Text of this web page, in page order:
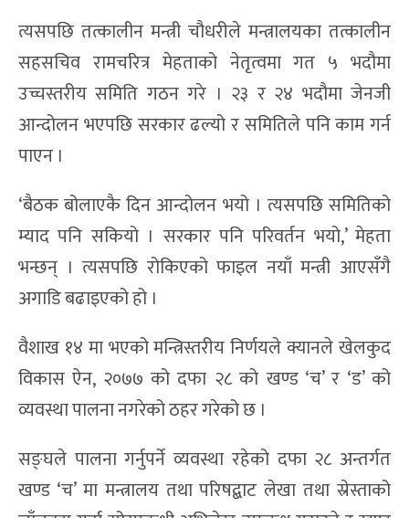
त्यसपछि तत्कालीन मन्त्री चौधरीले मन्त्रालयका तत्कालीन
सहसचिव रामचरित्र मेहताको नेतृत्वमा गत ५ भदौमा
उच्चस्तरीय समिति गठन गरे । २३ र २४ भदौमा जेनजी
आन्दोलन भएपछि सरकार ढल्यो र समितिले पनि काम गर्न
पाएन ।
‘बैठक बोलाएकै दिन आन्दोलन भयो । त्यसपछि समितिको
म्याद पनि सकियो । सरकार पनि परिवर्तन भयो,’ मेहता
भन्छन् । त्यसपछि रोकिएको फाइल नयाँ मन्त्री आएसँगै
अगाडि बढाइएको हो ।
वैशाख १४ मा भएको मन्त्रिस्तरीय निर्णयले क्यानले खेलकुद
विकास ऐन, २०७७ को दफा २८ को खण्ड ‘च’ र ‘ड’ को
व्यवस्था पालना नगरेको ठहर गरेको छ ।
सङ्घले पालना गर्नुपर्ने व्यवस्था रहेको दफा २८ अन्तर्गत
खण्ड ‘च’ मा मन्त्रालय तथा परिषद्बाट लेखा तथा स्रेस्ताको